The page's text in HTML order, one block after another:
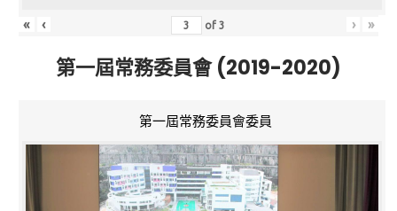
« ‹ of3 › »
第一屆常務委員會 (2019-2020)
第一屆常務委員會委員